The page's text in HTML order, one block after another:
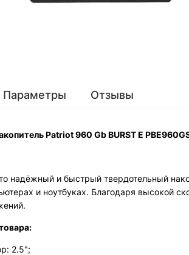
Параметры Отзывы
Patriot 960 Gb BURST E
надёжный и быстрый твердотельный
и ноутбуках. Благодаря высокой
2.5";